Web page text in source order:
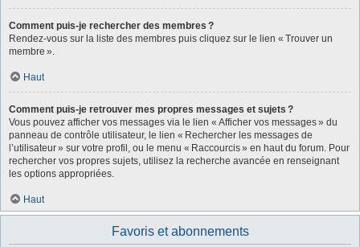
Comment puis-je rechercher des membres ?
Rendez-vous sur la liste des membres puis cliquez sur le lien « Trouver un
membre ».
Haut
Comment puis-je retrouver mes propres messages et sujets ?
Vous pouvez afficher vos messages via le lien « Afficher vos messages » du
panneau de contrôle utilisateur, le lien « Rechercher les messages de
l’utilisateur » sur votre profil, ou le menu « Raccourcis » en haut du forum. Pour
rechercher vos propres sujets, utilisez la recherche avancée en renseignant
les options appropriées.
Haut
Favoris et abonnements